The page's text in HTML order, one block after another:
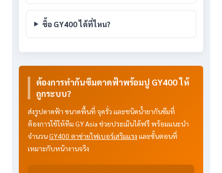
ซื้อ GY400 ได้ที่ไหน?
ต้องการทำกันซึมดาดฟ้าพร้อมปู GY400 ให้
ถูกระบบ?
ส่งรูปดาดฟ้า ขนาดพื้นที่ จุดรั่ว และชนิดน้ำยากันซึมที่
ต้องการใช้ให้ทีม GY Asia ช่วยประเมินได้ฟรี พร้อมแนะนำ
จำนวนGY400 ตาข่ายไฟเบอร์เสริมแรง และขั้นตอนที่
เหมาะกับหน้างานจริง